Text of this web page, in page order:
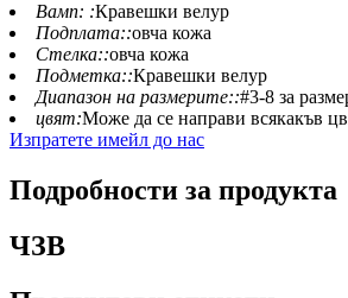
Вамп: :Кравешки велур
Подплата::овча кожа
Стелка::овча кожа
Подметка::Кравешки велур
Диапазон на размерите::#3-8 за
цвят:Може да се направи всякакъв
Изпратете имейл до нас
Подробности за продукта
ЧЗВ